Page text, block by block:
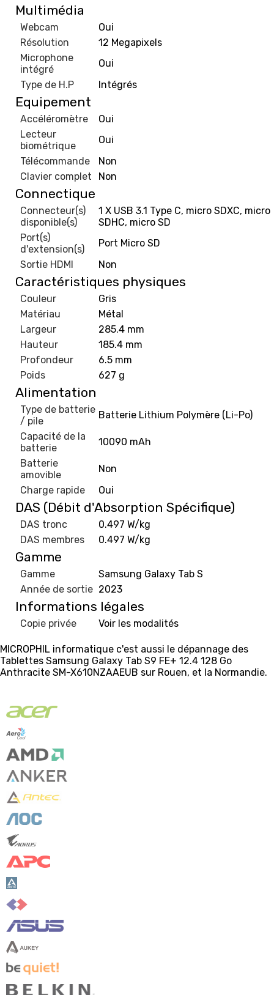
Multimédia
Webcam
Oui
Résolution
12 Megapixels
Microphone
intégré
Oui
Type de H.P
Intégrés
Equipement
Accéléromètre
Oui
Lecteur
biométrique
Oui
Télécommande
Non
Clavier complet
Non
Connectique
Connecteur(s)
disponible(s)
1 X USB 3.1 Type C, micro SDXC, micro
SDHC, micro SD
Port(s)
d'extension(s)
Port Micro SD
Sortie HDMI
Non
Caractéristiques physiques
Couleur
Gris
Matériau
Métal
Largeur
285.4 mm
Hauteur
185.4 mm
Profondeur
6.5 mm
Poids
627 g
Alimentation
Type de batterie
/ pile
Batterie Lithium Polymère (Li-Po)
Capacité de la
batterie
10090 mAh
Batterie
amovible
Non
Charge rapide
Oui
DAS (Débit d'Absorption Spécifique)
DAS tronc
0.497 W/kg
DAS membres
0.497 W/kg
Gamme
Gamme
Samsung Galaxy Tab S
Année de sortie 2023
Informations légales
Copie privée Voir les modalités
MICROPHIL informatique c'est aussi le dépannage des
Tablettes Samsung Galaxy Tab S9 FE+ 12.4 128 Go
Anthracite SM-X610NZAAEUB sur Rouen, et la Normandie.